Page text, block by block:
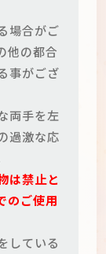
場合がご
他の都合
事がござ
両手を左
過激な応
は禁止と
のご使用
している